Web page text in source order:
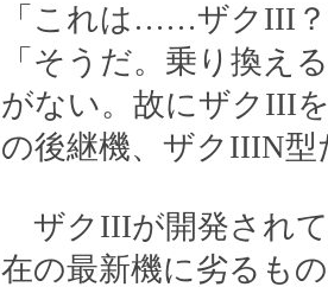
「これは……ザクIII
「そうだ。乗り換え
がない。故にザクIII
の後継機、ザクIIIN型
ザクIIIが開発され
在の最新機に劣るも